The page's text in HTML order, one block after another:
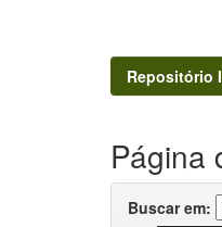
Repositório
Página
Buscar em: